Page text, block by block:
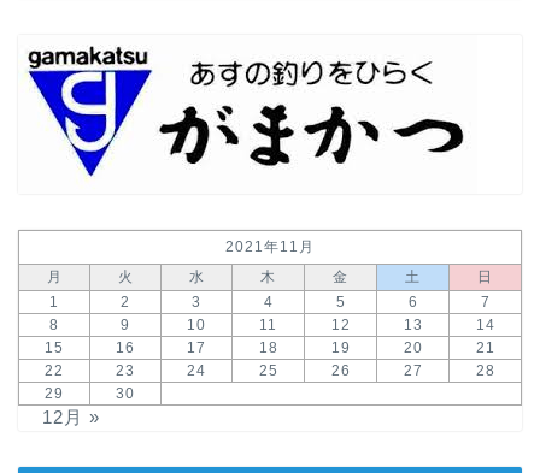
2021年11月
月
火 水 木 金 土
日
1
2 3 4 5 6
7
8
9 10 11 12 13
14
15
16 17 18 19 20
21
22
23 24 25 26 27
28
29
30
12月 »